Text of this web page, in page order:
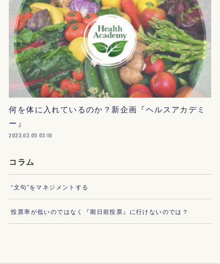
何を体に入れているのか？新企画『ヘルスアカデミ
ー』
2023.02.05 03:10
コラム
“文句”をマネジメントする
投票率が低いのではなく『期日前投票』に行けないのでは？